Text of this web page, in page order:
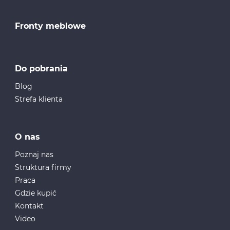
Fronty meblowe
Do pobrania
Blog
Strefa klienta
O nas
Poznaj nas
Struktura firmy
Praca
Gdzie kupić
Kontakt
Video